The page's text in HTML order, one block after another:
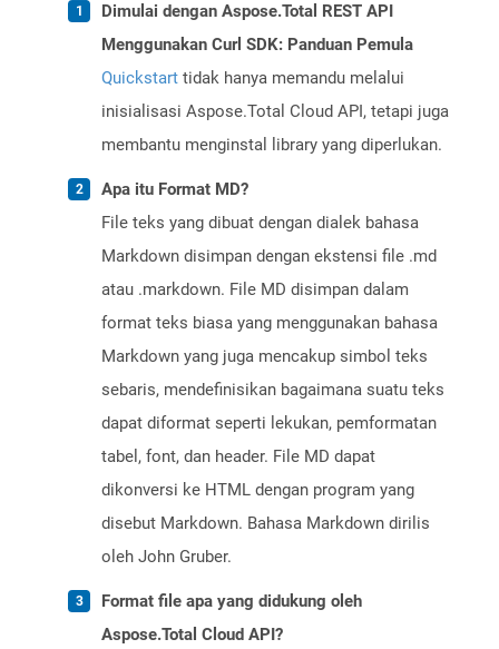
Dimulai dengan Aspose.Total REST API
Menggunakan Curl SDK: Panduan Pemula
Quickstart tidak hanya memandu melalui
inisialisasi Aspose.Total Cloud API, tetapi juga
membantu menginstal library yang diperlukan.
Apa itu Format MD?
File teks yang dibuat dengan dialek bahasa
Markdown disimpan dengan ekstensi file .md
atau .markdown. File MD disimpan dalam
format teks biasa yang menggunakan bahasa
Markdown yang juga mencakup simbol teks
sebaris, mendefinisikan bagaimana suatu teks
dapat diformat seperti lekukan, pemformatan
tabel, font, dan header. File MD dapat
dikonversi ke HTML dengan program yang
disebut Markdown. Bahasa Markdown dirilis
oleh John Gruber.
Format file apa yang didukung oleh
Aspose.Total Cloud API?